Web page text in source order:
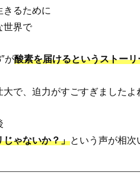
きるために
世界で
が酸素を届けるというストーリ
で、迫力がすごすぎましたよ
じゃないか？」という声が相次